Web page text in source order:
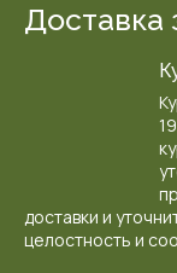
Доставка
доставки и
целостность и